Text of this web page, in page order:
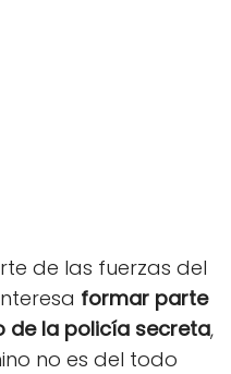
de las fuerzas del
formar parte
de la policía secreta,
no es del todo